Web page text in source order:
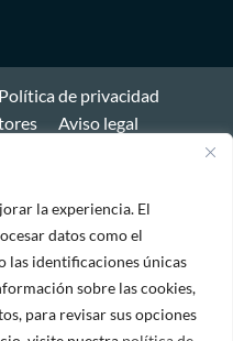
la experiencia. El
datos como el
las identificaciones únicas
sobre las cookies,
para revisar sus opciones
Política de privacidad
Aviso legal